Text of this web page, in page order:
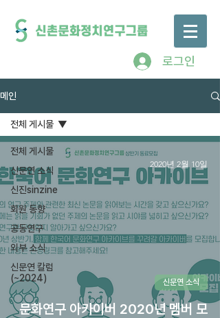
로그인
메인
전체 게시물
신문연 소식
신진sinzine
회원 동향
공동연구
외부 소식
신문연 칼럼
(~2024)
전체 게시물
문화연구 아카이버 2020년 멤버 모
신문연 소식
2020년 2월 10일